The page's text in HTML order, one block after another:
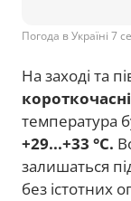
Погода в Україні 7
На заході та
короткочасні
температура
+29...+33 °C.
залишаться
без істотних